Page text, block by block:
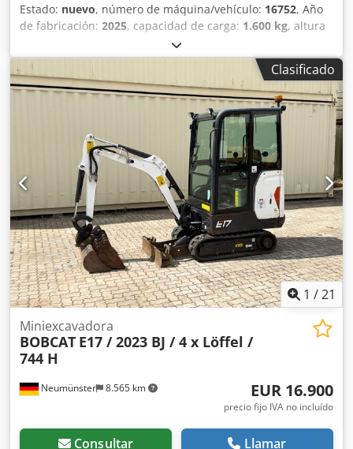
Estado: nuevo, número de máquina/vehículo: 16752, Año
de fabricación: 2025, capacidad de carga: 1.600 kg, altura
, ascensor libre:
de carga:600 mm, tipo de combustible:eléctrico, tipo de
mástil:triple, altura de construcción: 2.408 mm, voltaje de
la batería:24 V, longitud de la horquilla:1.150 mm,
tamaño del neumático delantero:
Tandem, tamaño del
1.222 kg, 5041176 Dedpfx
Aex Nk Hyeb Aock Número de serie: OBWNE-000719
Especificaciones de la batería: 24 voltios, 150 amperios-
hora.
Clasificado
1 /21
Neumünster 8.565 km
Miniexcavadora
BOBCAT E17 / 2023 BJ / 4 x Löffel /
744 H
EUR 16.900
precio fijo IVA no incluído
Consultar Llamar